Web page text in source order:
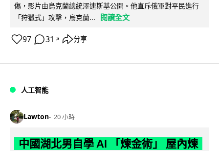
傷，影片由烏克蘭總統澤連斯基公開。他直斥俄軍對平民進行
「狩獵式」攻擊，烏克蘭...
閱讀全文
97 31 ↗ 分享
人工智能
Lawton 20 小時
中國湖北男自學 AI 「煉金術」 屋內煉